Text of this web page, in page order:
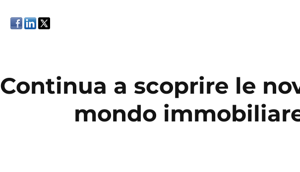
Continua a scoprire le
mondo